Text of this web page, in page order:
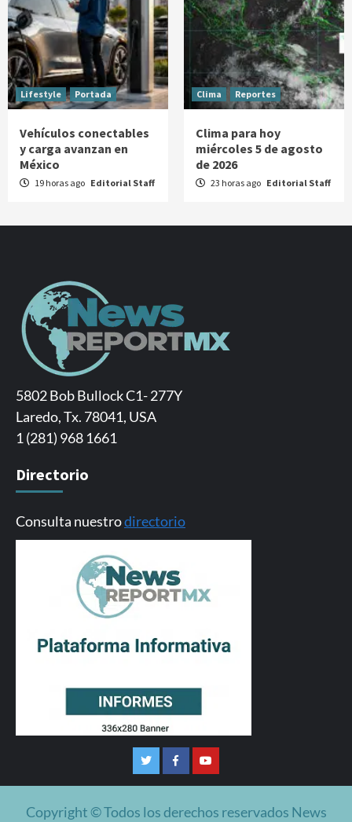
Lifestyle Portada
Vehículos conectables
y carga avanzan en
México
19 horas ago Editorial Staff
Clima Reportes
Clima para hoy
miércoles 5 de agosto
de 2026
23 horas ago Editorial Staff
5802 Bob Bullock C1- 277Y
Laredo, Tx. 78041, USA
1 (281) 968 1661
Directorio
Consulta nuestrodirectorio
TwitterFacebookYoutube
Copyright © Todos los derechos reservados News